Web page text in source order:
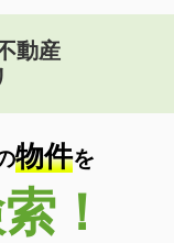
動産
物件を
！